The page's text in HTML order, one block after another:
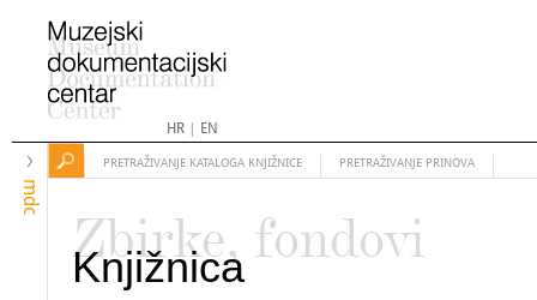
HR| EN
mdc
PRETRAŽIVANJE KATALOGA KNJIŽNICE PRETRAŽIVANJE PRINOVA
Zbirke, fondovi
Knjižnica